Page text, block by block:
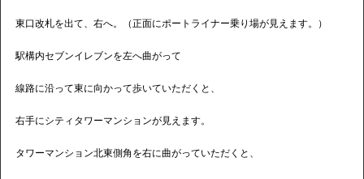
東口改札を出て、右へ。（正面にポートライナー乗り場が見えます。）
駅構内セブンイレブンを左へ曲がって
線路に沿って東に向かって歩いていただくと、
右手にシティタワーマンションが見えます。
タワーマンション北東側角を右に曲がっていただくと、